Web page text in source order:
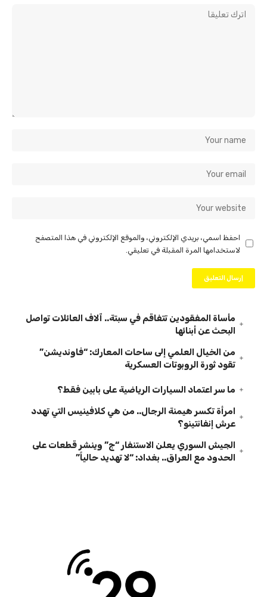
احفظ اسمي، بريدي الإلكتروني، والموقع الإلكتروني في هذا المتصفح
لاستخدامها المرة المقبلة في تعليقي.
مأساة المفقودين تتفاقم في سبتة.. آلاف العائلات تواصل
البحث عن أبنائها
من الخيال العلمي إلى ساحات المعارك: “فاونديشن”
تقود ثورة الروبوتات العسكرية
ما سر اعتماد السيارات الرياضية على بابين فقط؟
امرأة تكسر هيمنة الرجال.. من هي كلافينيس التي تهدد
عرش إنفانتينو؟
الجيش السوري يعلن الاستنفار “ج” وينشر قطعات على
الحدود مع العراق.. بغداد: “لا تهديد حالياً”